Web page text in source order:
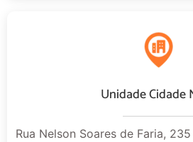
Unidade Cidade
Rua Nelson Soares de Faria,